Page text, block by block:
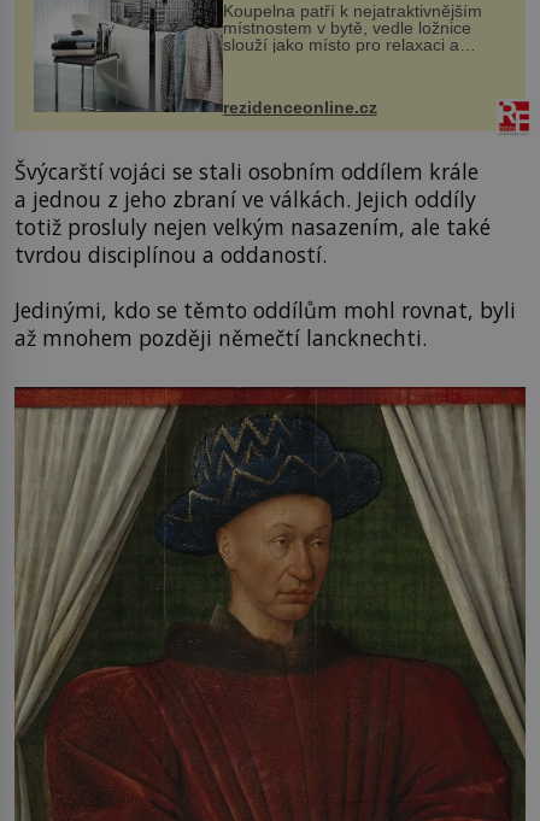
Koupelna patří k nejatraktivnějším
místnostem v bytě, vedle ložnice
slouží jako místo pro relaxaci a
odpočinek. Koupelnový textil –
ručníky, osušky a koberečky –
mohou jako mávnutím kouzelného
proutku...
rezidenceonline.cz
Švýcarští vojáci se stali osobním oddílem krále
a jednou z jeho zbraní ve válkách. Jejich oddíly
totiž prosluly nejen velkým nasazením, ale také
tvrdou disciplínou a oddaností.
Jedinými, kdo se těmto oddílům mohl rovnat, byli
až mnohem později němečtí lancknechti.